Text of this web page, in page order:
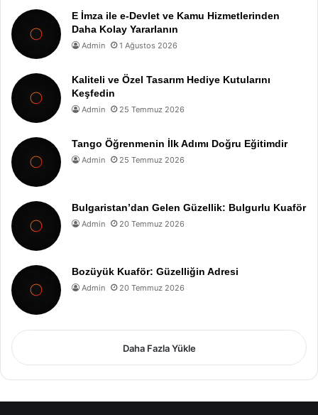
E İmza ile e-Devlet ve Kamu Hizmetlerinden
Daha Kolay Yararlanın
Admin 1 Ağustos 2026
Kaliteli ve Özel Tasarım Hediye Kutularını
Keşfedin
Admin 25 Temmuz 2026
Tango Öğrenmenin İlk Adımı Doğru Eğitimdir
Admin 25 Temmuz 2026
Bulgaristan’dan Gelen Güzellik: Bulgurlu Kuaför
Admin 20 Temmuz 2026
Bozüyük Kuaför: Güzelliğin Adresi
Admin 20 Temmuz 2026
Daha Fazla Yükle